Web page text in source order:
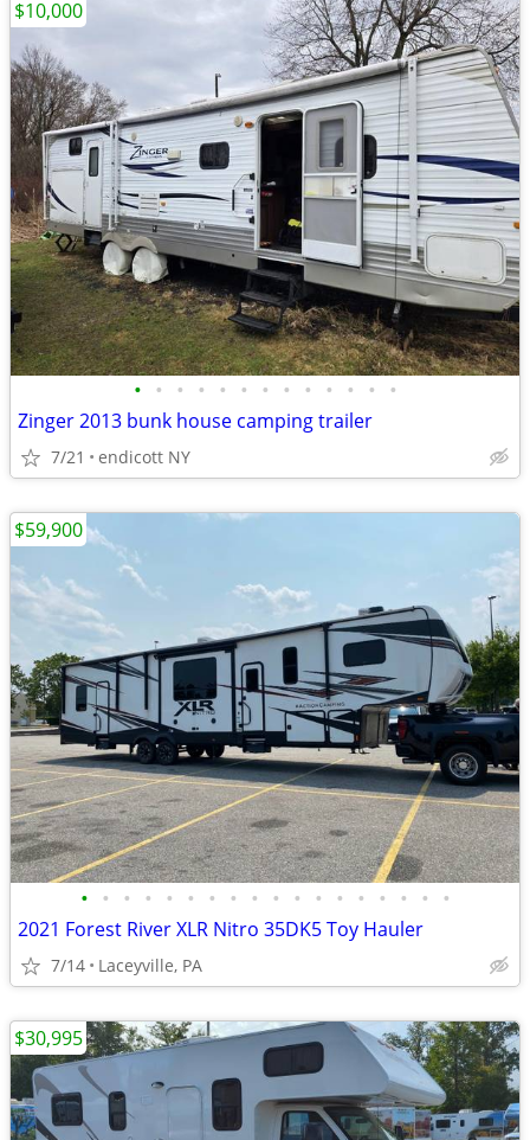
• • • • • • • • • • • • •
Zinger 2013 bunk house camping trailer
7/21 endicott NY
$10,000
• • • • • • • • • • • • • • • • • •
2021 Forest River XLR Nitro 35DK5 Toy Hauler
7/14 Laceyville, PA
$59,900
$30,995